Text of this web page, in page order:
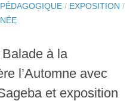
/ EXPOSITION /
à la
l’Automne avec
et exposition